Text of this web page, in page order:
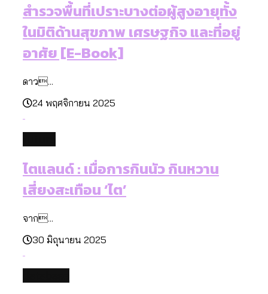
สำรวจพื้นที่เปราะบางต่อผู้สูงอายุทั้ง
ในมิติด้านสุขภาพ เศรษฐกิจ และที่อยู่
อาศัย [E-Book]
ดาว...
24 พฤศจิกายน 2025
ไตแลนด์ : เมื่อการกินนัว กินหวาน
เสี่ยงสะเทือน ‘ไต’
จาก...
30 มิถุนายน 2025